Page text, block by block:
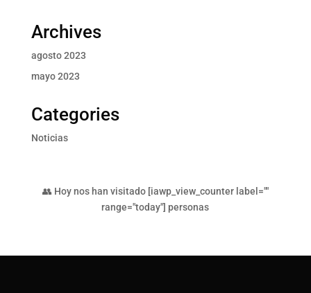
Archives
agosto 2023
mayo 2023
Categories
Noticias
👥 Hoy nos han visitado [iawp_view_counter label=""
range="today"] personas